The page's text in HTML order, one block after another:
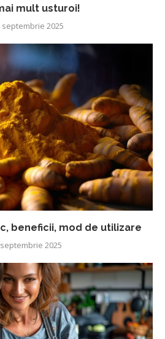
mult usturoi!
septembrie 2025
beneficii, mod de utilizare
2025